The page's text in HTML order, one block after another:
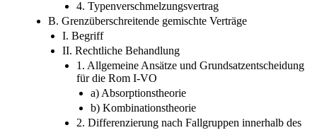
B. Grenzüberschreitende gemischte Verträge
I. Begriff
II. Rechtliche Behandlung
1. Allgemeine Ansätze und Grundsatzentscheidung
für die Rom I-VO
a) Absorptionstheorie
b) Kombinationstheorie
2. Differenzierung nach Fallgruppen innerhalb des
Systems der Rom I-VO